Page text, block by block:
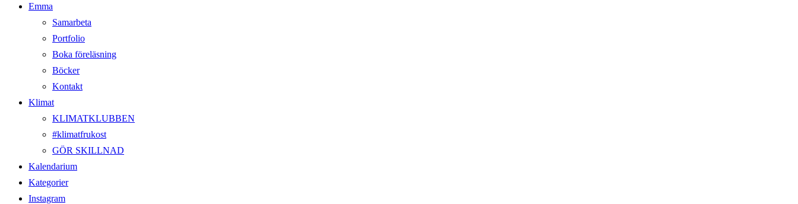
Emma
Samarbeta
Portfolio
Boka föreläsning
Böcker
Kontakt
Klimat
KLIMATKLUBBEN
#klimatfrukost
GÖR SKILLNAD
Kalendarium
Kategorier
Instagram